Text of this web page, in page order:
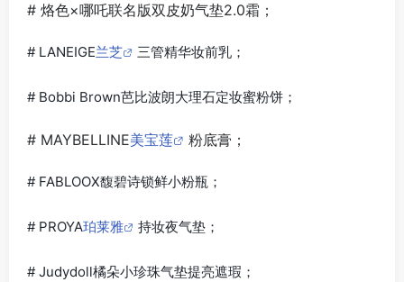
# 烙色×哪吒联名版双皮奶气垫2.0霜；
# LANEIGE兰芝 三管精华妆前乳；
# Bobbi Brown芭比波朗大理石定妆蜜粉饼；
# MAYBELLINE美宝莲 粉底膏；
# FABLOOX馥碧诗锁鲜小粉瓶；
# PROYA珀莱雅 持妆夜气垫；
# Judydoll橘朵小珍珠气垫提亮遮瑕；